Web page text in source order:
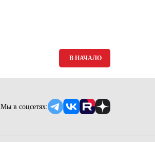
В НАЧАЛО
Мы в соцсетях: